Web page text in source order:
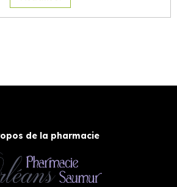
de la pharmacie